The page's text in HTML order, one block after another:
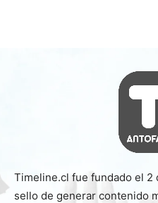
Timeline.cl fue fundado el 2
sello de generar contenido